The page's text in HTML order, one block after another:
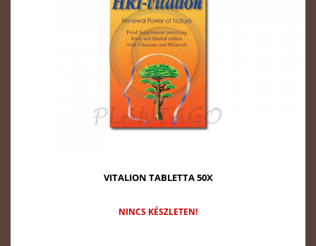
VITALION TABLETTA 50X
NINCS KÉSZLETEN!